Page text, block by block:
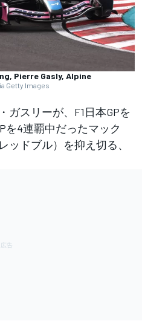
Pierre Gasly, Alpine
Getty Images
スリーが、F1日本GPを
を4連覇中だったマック
ッドブル）を抑え切る、